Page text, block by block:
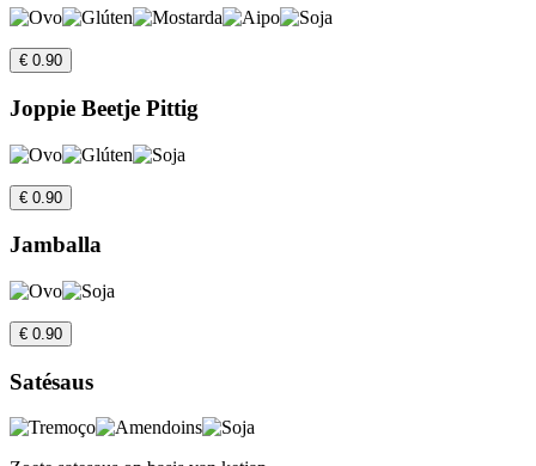
€ 0.90
Joppie Beetje Pittig
€ 0.90
Jamballa
€ 0.90
Satésaus